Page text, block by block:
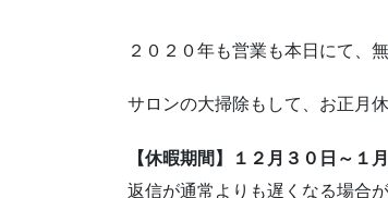
２０２０年も営業も本日にて、
サロンの大掃除もして、お正月
【休暇期間】１２月３０日～１
返信が通常よりも遅くなる場合が